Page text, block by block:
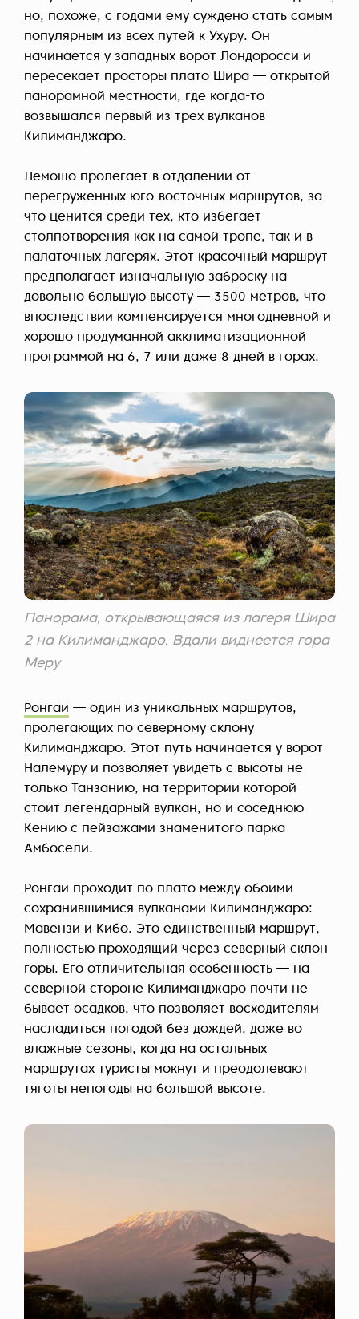
но, похоже, с годами ему суждено стать самым
популярным из всех путей к Ухуру. Он
начинается у западных ворот Лондоросси и
пересекает просторы плато Шира — открытой
панорамной местности, где когда-то
возвышался первый из трех вулканов
Килиманджаро.
Лемошо пролегает в отдалении от
перегруженных юго-восточных маршрутов, за
что ценится среди тех, кто избегает
столпотворения как на самой тропе, так и в
палаточных лагерях. Этот красочный маршрут
предполагает изначальную заброску на
довольно большую высоту — 3500 метров, что
впоследствии компенсируется многодневной и
хорошо продуманной акклиматизационной
программой на 6, 7 или даже 8 дней в горах.
Панорама, открывающаяся из лагеря Шира
2 на Килиманджаро. Вдали виднеется гора
Меру
Ронгаи — один из уникальных маршрутов,
пролегающих по северному склону
Килиманджаро. Этот путь начинается у ворот
Налемуру и позволяет увидеть с высоты не
только Танзанию, на территории которой
стоит легендарный вулкан, но и соседнюю
Кению с пейзажами знаменитого парка
Амбосели.
Ронгаи проходит по плато между обоими
сохранившимися вулканами Килиманджаро:
Мавензи и Кибо. Это единственный маршрут,
полностью проходящий через северный склон
горы. Его отличительная особенность — на
северной стороне Килиманджаро почти не
бывает осадков, что позволяет восходителям
насладиться погодой без дождей, даже во
влажные сезоны, когда на остальных
маршрутах туристы мокнут и преодолевают
тяготы непогоды на большой высоте.